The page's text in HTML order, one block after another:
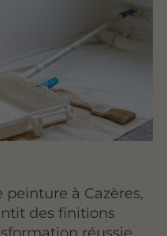
peinture à Cazères,
des finitions